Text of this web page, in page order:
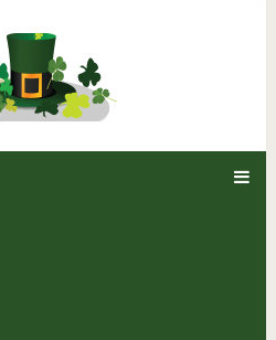
синдромы: Что